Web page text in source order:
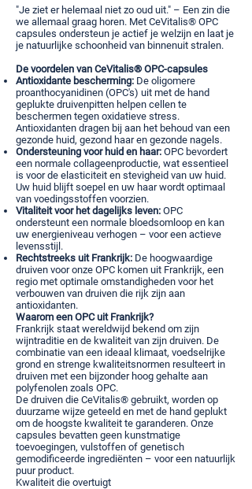
"Je ziet er helemaal niet zo oud uit." – Een zin die
we allemaal graag horen. Met CeVitalis® OPC
capsules ondersteun je actief je welzijn en laat je
je natuurlijke schoonheid van binnenuit stralen.
De voordelen van CeVitalis® OPC-capsules
Antioxidante bescherming: De oligomere
proanthocyanidinen (OPC's) uit met de hand
geplukte druivenpitten helpen cellen te
beschermen tegen oxidatieve stress.
Antioxidanten dragen bij aan het behoud van een
gezonde huid, gezond haar en gezonde nagels.
Ondersteuning voor huid en haar: OPC bevordert
een normale collageenproductie, wat essentieel
is voor de elasticiteit en stevigheid van uw huid.
Uw huid blijft soepel en uw haar wordt optimaal
van voedingsstoffen voorzien.
Vitaliteit voor het dagelijks leven: OPC
ondersteunt een normale bloedsomloop en kan
uw energieniveau verhogen – voor een actieve
levensstijl.
Rechtstreeks uit Frankrijk: De hoogwaardige
druiven voor onze OPC komen uit Frankrijk, een
regio met optimale omstandigheden voor het
verbouwen van druiven die rijk zijn aan
antioxidanten.
Waarom een OPC uit Frankrijk?
Frankrijk staat wereldwijd bekend om zijn
wijntraditie en de kwaliteit van zijn druiven. De
combinatie van een ideaal klimaat, voedselrijke
grond en strenge kwaliteitsnormen resulteert in
druiven met een bijzonder hoog gehalte aan
polyfenolen zoals OPC.
De druiven die CeVitalis® gebruikt, worden op
duurzame wijze geteeld en met de hand geplukt
om de hoogste kwaliteit te garanderen. Onze
capsules bevatten geen kunstmatige
toevoegingen, vulstoffen of genetisch
gemodificeerde ingrediënten – voor een natuurlijk
puur product.
Kwaliteit die overtuigt